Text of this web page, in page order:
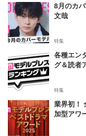
8月のカ
文哉
特集
各種エン
グ＆読者
特集
業界初！
加型アワ